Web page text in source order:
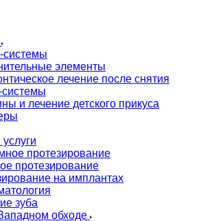
системы
элементы
лечение после снятия
системы
и лечение детского прикуса
протезирование
протезирование
на имплантах
зуба
обходе